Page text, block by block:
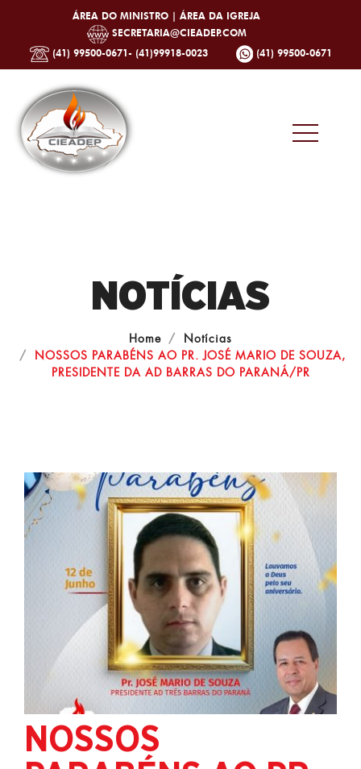
ÁREA DO MINISTRO | ÁREA DA IGREJA
SECRETARIA@CIEADEP.COM
(41) 99500-0671- (41)99918-0023
(41) 99500-0671
NOTÍCIAS
Home
Notícias
NOSSOS PARABÉNS AO PR. JOSÉ MARIO DE SOUZA,
PRESIDENTE DA AD BARRAS DO PARANÁ/PR
NOSSOS